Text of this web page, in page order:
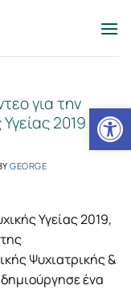
για την
2019
GEORGE
Υγείας 2019,
Ψυχιατρικής &
ένα